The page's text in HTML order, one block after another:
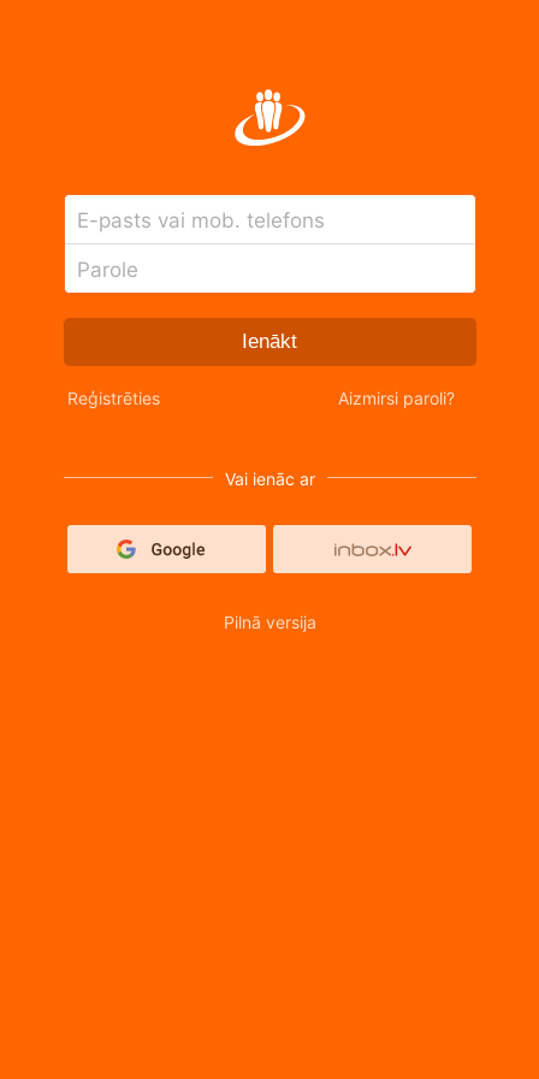
E-pasts vai mob. telefons
Parole
Ienākt
Reģistrēties Aizmirsi paroli?
Vai ienāc ar
Pilnā versija